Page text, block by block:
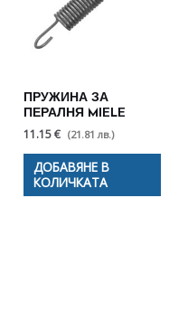
ПРУЖИНА ЗА
ПЕРАЛНЯ MIELE
11.15 € (21.81 лв.)
ДОБАВЯНЕ В
КОЛИЧКАТА